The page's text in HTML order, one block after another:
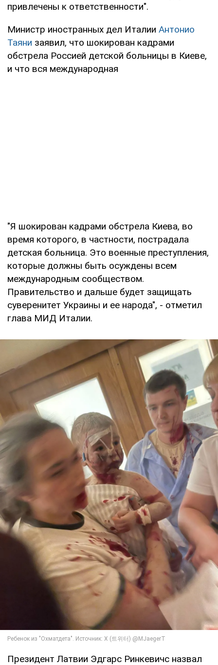
привлечены к ответственности".
Министр иностранных дел Италии Антонио
Таяни заявил, что шокирован кадрами
обстрела Россией детской больницы в Киеве,
и что вся международная
"Я шокирован кадрами обстрела Киева, во
время которого, в частности, пострадала
детская больница. Это военные преступления,
которые должны быть осуждены всем
международным сообществом.
Правительство и дальше будет защищать
суверенитет Украины и ее народа", - отметил
глава МИД Италии.
Президент Латвии Эдгарс Ринкевичс назвал